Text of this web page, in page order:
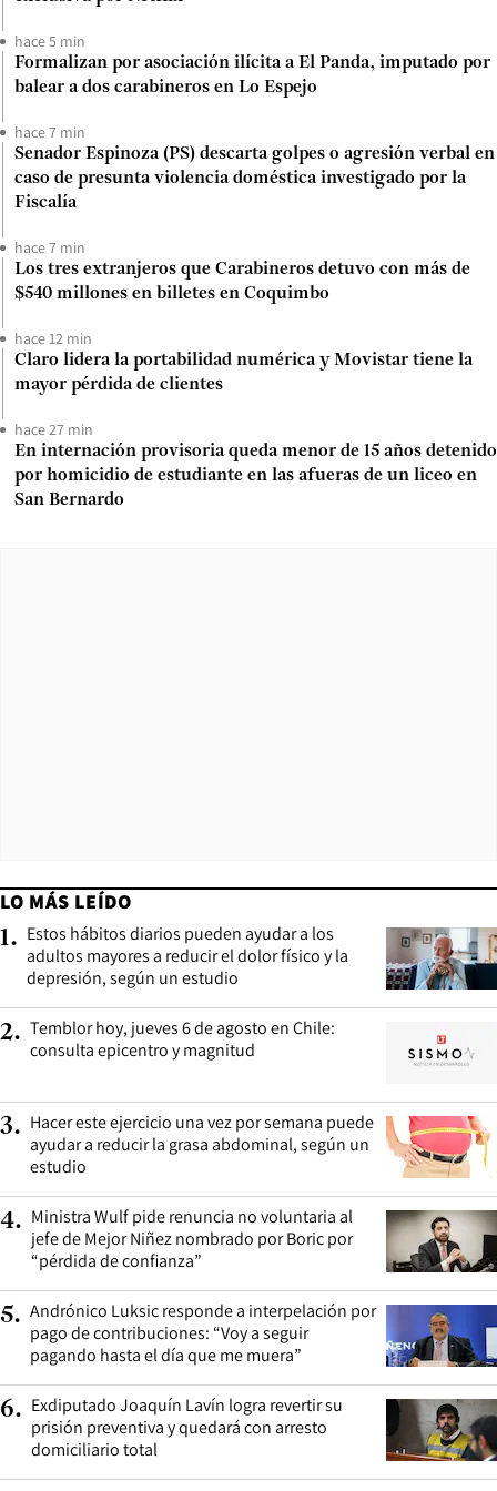
hace 5 min
Formalizan por asociación ilícita a El Panda, imputado por
balear a dos carabineros en Lo Espejo
hace 7 min
Senador Espinoza (PS) descarta golpes o agresión verbal en
caso de presunta violencia doméstica investigado por la
Fiscalía
hace 7 min
Los tres extranjeros que Carabineros detuvo con más de
$540 millones en billetes en Coquimbo
hace 12 min
Claro lidera la portabilidad numérica y Movistar tiene la
mayor pérdida de clientes
hace 27 min
En internación provisoria queda menor de 15 años detenido
por homicidio de estudiante en las afueras de un liceo en
San Bernardo
LO MÁS LEÍDO
1. Estos hábitos diarios pueden ayudar a los
adultos mayores a reducir el dolor físico y la
depresión, según un estudio
2. Temblor hoy, jueves 6 de agosto en Chile:
consulta epicentro y magnitud
3. Hacer este ejercicio una vez por semana puede
ayudar a reducir la grasa abdominal, según un
estudio
4. Ministra Wulf pide renuncia no voluntaria al
jefe de Mejor Niñez nombrado por Boric por
“pérdida de confianza”
5. Andrónico Luksic responde a interpelación por
pago de contribuciones: “Voy a seguir
pagando hasta el día que me muera”
6. Exdiputado Joaquín Lavín logra revertir su
prisión preventiva y quedará con arresto
domiciliario total